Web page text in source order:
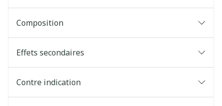
Composition
Effets secondaires
Contre indication